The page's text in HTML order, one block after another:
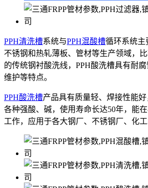
PPH清洗槽系统与PPH混酸槽循环系统主
不锈钢和热轧薄板、管材等生产领域，
的传统钢衬酸洗线，PPH酸洗槽具有耐
维护等特点。
PPH酸洗槽产品具有质量轻、焊接性能
各种强酸、碱，使用寿命长达50年，能
工作，应用于各大钢厂、不锈钢厂、化工